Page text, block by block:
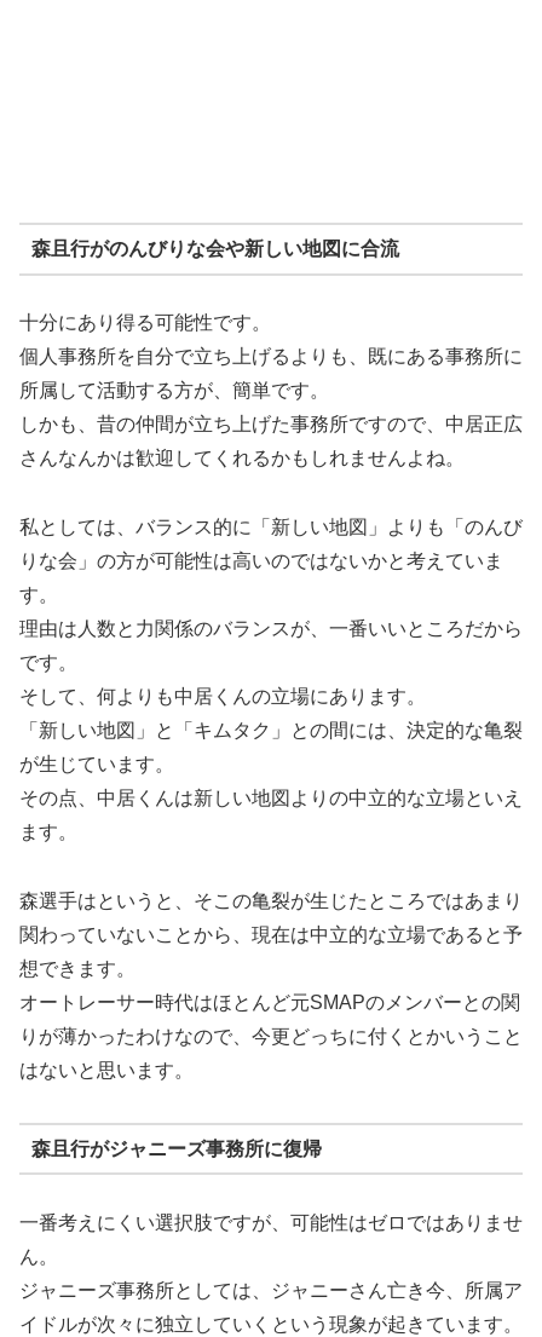
森且行がのんびりな会や新しい地図に合流
十分にあり得る可能性です。
個人事務所を自分で立ち上げるよりも、既にある事務所に
所属して活動する方が、簡単です。
しかも、昔の仲間が立ち上げた事務所ですので、中居正広
さんなんかは歓迎してくれるかもしれませんよね。
私としては、バランス的に「新しい地図」よりも「のんび
りな会」の方が可能性は高いのではないかと考えていま
す。
理由は人数と力関係のバランスが、一番いいところだから
です。
そして、何よりも中居くんの立場にあります。
「新しい地図」と「キムタク」との間には、決定的な亀裂
が生じています。
その点、中居くんは新しい地図よりの中立的な立場といえ
ます。
森選手はというと、そこの亀裂が生じたところではあまり
関わっていないことから、現在は中立的な立場であると予
想できます。
オートレーサー時代はほとんど元SMAPのメンバーとの関
りが薄かったわけなので、今更どっちに付くとかいうこと
はないと思います。
森且行がジャニーズ事務所に復帰
一番考えにくい選択肢ですが、可能性はゼロではありませ
ん。
ジャニーズ事務所としては、ジャニーさん亡き今、所属ア
イドルが次々に独立していくという現象が起きています。